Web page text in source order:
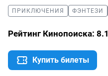
ПРИКЛЮЧЕНИЯ ФЭНТЕЗИ
Рейтинг Кинопоиска: 8.1
Купить билеты